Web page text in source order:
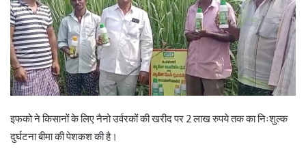
इफको ने किसानों के लिए नैनो उर्वरकों की खरीद पर 2 लाख रुपये तक का निःशुल्क
दुर्घटना बीमा की पेशकश की है।